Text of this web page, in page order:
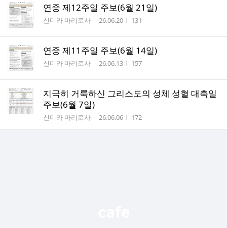
연중 제12주일 주보(6월 21일)
작성자
신미라 마리로사 작성시간
26.06.20 조회수
131
연중 제11주일 주보(6월 14일)
작성자
신미라 마리로사 작성시간
26.06.13 조회수
157
지극히 거룩하신 그리스도의 성체 성혈 대축일
주보(6월 7일)
작성자
신미라 마리로사 작성시간
26.06.06 조회수
172